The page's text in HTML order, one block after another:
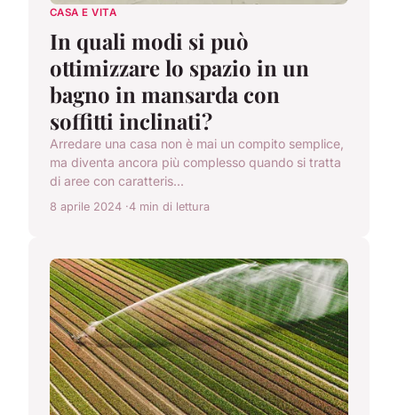
CASA E VITA
In quali modi si può
ottimizzare lo spazio in un
bagno in mansarda con
soffitti inclinati?
Arredare una casa non è mai un compito semplice,
ma diventa ancora più complesso quando si tratta
di aree con caratteris...
8 aprile 2024 4 min di lettura